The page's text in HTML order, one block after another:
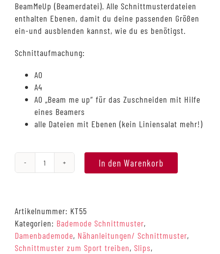
BeamMeUp (Beamerdatei). Alle Schnittmusterdateien
enthalten Ebenen, damit du deine passenden Größen
ein-und ausblenden kannst, wie du es benötigst.
Schnittaufmachung:
A0
A4
A0 „Beam me up“ für das Zuschneiden mit Hilfe
eines Beamers
alle Dateien mit Ebenen (kein Liniensalat mehr!)
Hipster-
Menge
In den Warenkorb
Artikelnummer: KT55
Kategorien: Bademode Schnittmuster,
Damenbademode, Nähanleitungen/ Schnittmuster,
Schnittmuster zum Sport treiben, Slips,